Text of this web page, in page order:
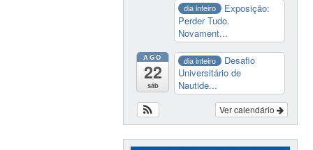
dia inteiro
Exposição:
Perder Tudo.
Novament...
AGO
22
sáb
dia inteiro
Desafio
Universitário de
Nautide...
Ver calendário